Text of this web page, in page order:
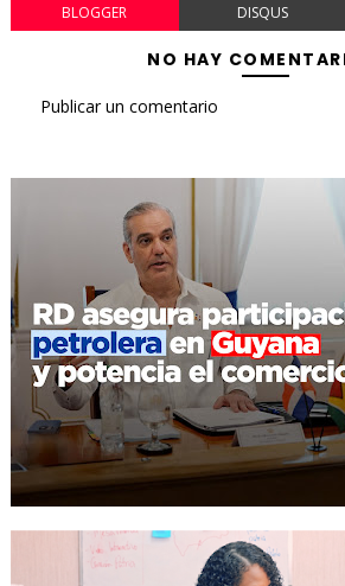
BLOGGER DISQUS
NO HAY
Publicar un comentario